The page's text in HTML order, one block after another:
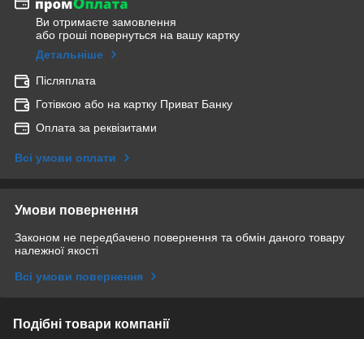
Ви отримаєте замовлення
або гроші повернуться на вашу картку
Детальніше
Післяплата
Готівкою або на картку Приват Банку
Оплата за реквізитами
Всі умови оплати
Умови повернення
Законом не передбачено повернення та обмін даного товару
належної якості
Всі умови повернення
Подібні товари компанії